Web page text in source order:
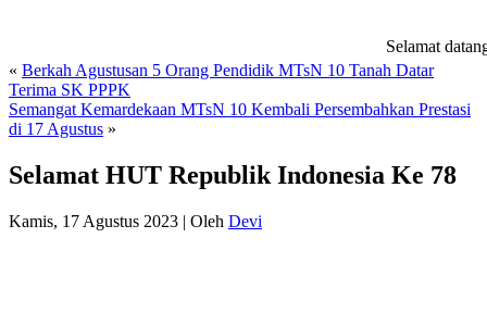
Selamat datang
« Berkah Agustusan 5 Orang Pendidik MTsN 10 Tanah Datar
Terima SK PPPK
Semangat Kemardekaan MTsN 10 Kembali Persembahkan Prestasi
di 17 Agustus »
Selamat HUT Republik Indonesia Ke 78
Kamis, 17 Agustus 2023 | Oleh Devi